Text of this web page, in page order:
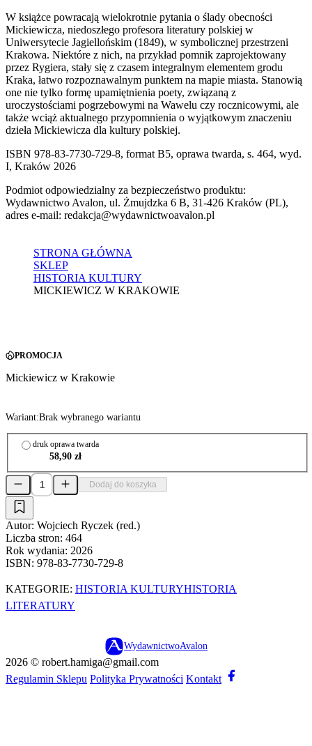
W książce powracają wielokrotnie pytania o ślady obecności
Mickiewicza, niedoszłego profesora literatury polskiej w
Uniwersytecie Jagiellońskim (1849), w symbolicznej przestrzeni
Krakowa. Niektóre z nich, na przykład pomnik zaprojektowany
przez Rygiera, stały się z czasem integralnym elementem grodu
Kraka, łatwo rozpoznawalnym punktem na mapie miasta. Stanowią
one nie tylko formę upamiętnienia poety, związaną z
uroczystościami pogrzebowymi na Wawelu czy rocznicowymi, ale
także wciąż aktualnego przypomnienia o wyjątkowym znaczeniu
dzieła Mickiewicza dla kultury polskiej.
ISBN 978-83-7730-729-8, format B5, oprawa twarda, s. 464, wyd.
I, Kraków 2026
Podmiot odpowiedzialny za bezpieczeństwo produktu:
Wydawnictwo Avalon, ul. Żmujdzka 6 B, 31-426 Kraków (PL),
adres e-mail: redakcja@wydawnictwoavalon.pl
STRONA GŁÓWNA
SKLEP
HISTORIA KULTURY
MICKIEWICZ W KRAKOWIE
PROMOCJA
Mickiewicz w Krakowie
Wariant:Brak wybranego wariantu
druk oprawa twarda
58,90 zł
Dodaj do koszyka
Autor: Wojciech Ryczek (red.)
Liczba stron: 464
Rok wydania: 2026
ISBN: 978-83-7730-729-8
KATEGORIE: HISTORIA KULTURYHISTORIA
LITERATURY
WydawnictwoAvalon
2026 © robert.hamiga@gmail.com
Regulamin Sklepu Polityka Prywatności Kontakt